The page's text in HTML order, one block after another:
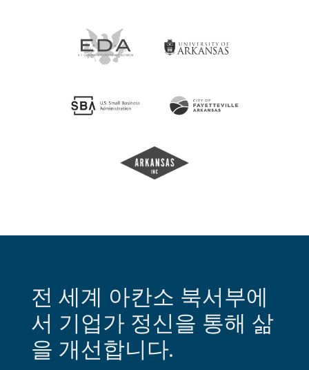
전 세계 아칸소 북서부에
서 기업가 정신을 통해 삶
을 개선합니다.